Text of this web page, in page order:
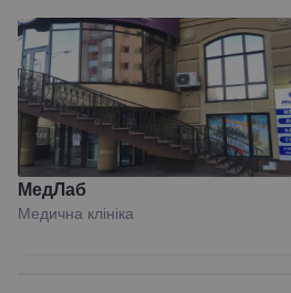
МедЛаб
Медична клініка